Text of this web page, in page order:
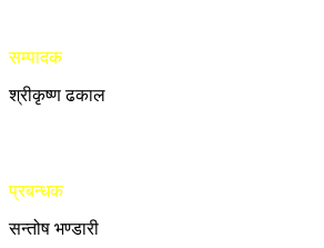
सम्पादक
श्रीकृष्ण ढकाल
प्रबन्धक
सन्तोष भण्डारी